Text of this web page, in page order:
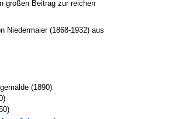
großen Beitrag zur reichen
Niedermaier (1868-1932) aus
(1890)